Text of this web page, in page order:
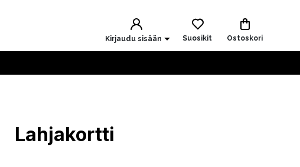
Kirjaudu sisään Suosikit Ostoskori
Lahjakortti